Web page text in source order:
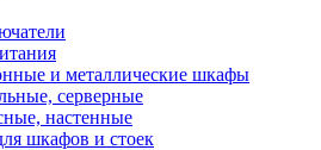
и металлические шкафы
серверные
настенные
шкафов и стоек